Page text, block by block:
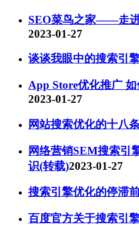
SEO菜鸟之家——走进
2023-01-27
谈谈我眼中的搜索引
App Store优化推广
2023-01-27
网站搜索优化的十八
网络营销SEM搜索引
识(转载)2023-01-27
搜索引擎优化的停滞
百度官方关于搜索引